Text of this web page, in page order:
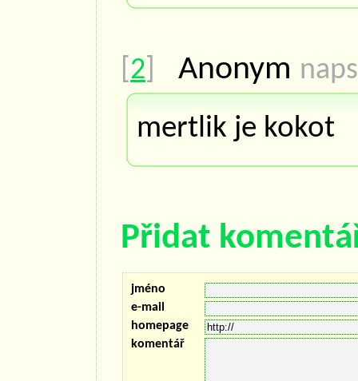
2 Anonym
mertlik je kokot
Přidat
jméno
e-mail
homepage
komentář